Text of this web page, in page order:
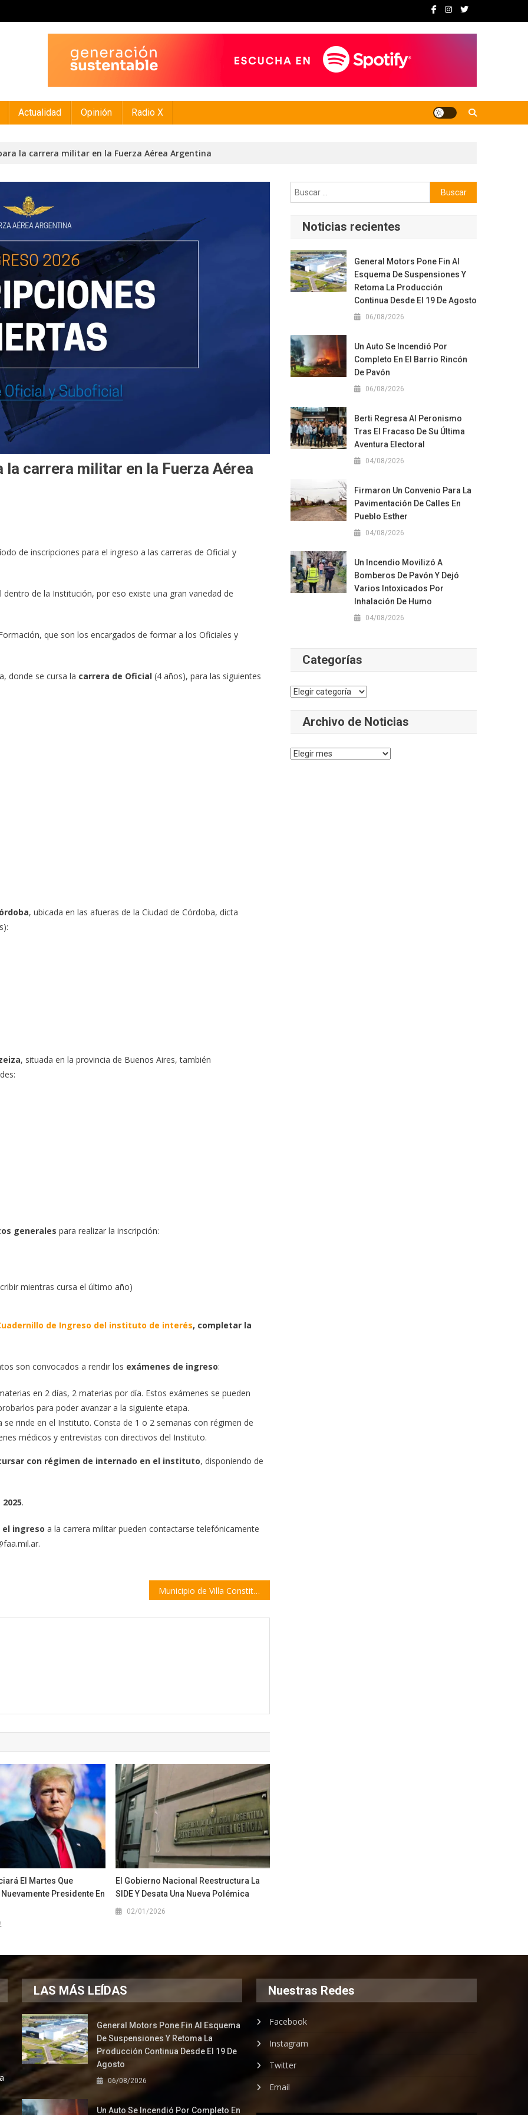
Actualidad Opinión Radio X
la carrera militar en la Fuerza Aérea Argentina
carrera militar en la Fuerza Aérea
de inscripciones para el ingreso a las carreras de Oficial y
de la Institución, por eso existe una gran variedad de
que son los encargados de formar a los Oficiales y
donde se cursa la carrera de Oficial (4 años), para las siguientes
, ubicada en las afueras de la Ciudad de Córdoba, dicta
, situada en la provincia de Buenos Aires, también
generales para realizar la inscripción:
mientras cursa el último año)
de Ingreso del instituto de interés, completar la
son convocados a rendir los exámenes de ingreso:
en 2 días, 2 materias por día. Estos exámenes se pueden
para poder avanzar a la siguiente etapa.
se rinde en el Instituto. Consta de 1 o 2 semanas con régimen de
médicos y entrevistas con directivos del Instituto.
con régimen de internado en el instituto, disponiendo de
.
ingreso a la carrera militar pueden contactarse telefónicamente
Municipio de Villa Constitución moderniza el sistema de habilitaciones comerciales
El Martes Que
Presidente En
El Gobierno Nacional Reestructura La
SIDE Y Desata Una Nueva Polémica
02/01/2026
Buscar:
Noticias recientes
General Motors Pone Fin Al
Esquema De Suspensiones Y
Retoma La Producción
Continua Desde El 19 De Agosto
06/08/2026
Un Auto Se Incendió Por
Completo En El Barrio Rincón
De Pavón
06/08/2026
Berti Regresa Al Peronismo
Tras El Fracaso De Su Última
Aventura Electoral
04/08/2026
Firmaron Un Convenio Para La
Pavimentación De Calles En
Pueblo Esther
04/08/2026
Un Incendio Movilizó A
Bomberos De Pavón Y Dejó
Varios Intoxicados Por
Inhalación De Humo
04/08/2026
Categorías
Categorías
Archivo de Noticias
Archivo
LAS MÁS LEÍDAS
General Motors Pone Fin Al Esquema
De Suspensiones Y Retoma La
Producción Continua Desde El 19 De
Agosto
06/08/2026
Un Auto Se Incendió Por Completo En
Nuestras Redes
Facebook
Instagram
Twitter
Email